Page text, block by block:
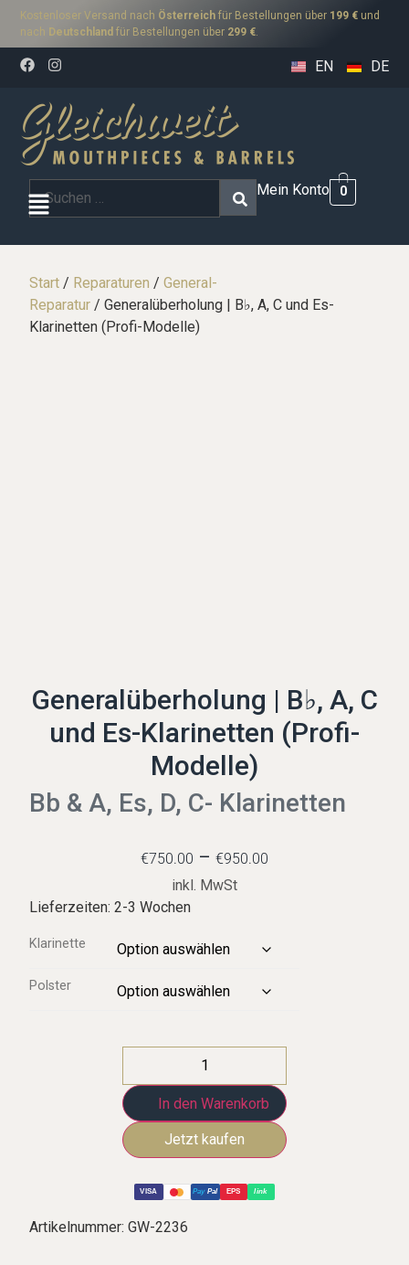
Kostenloser Versand nach Österreich für Bestellungen über 199 € und
nach Deutschland für Bestellungen über 299 €.
EN DE
Mein Konto 0
Start / Reparaturen /General-
Reparatur / Generalüberholung | B♭, A, C und Es-
Klarinetten (Profi-Modelle)
Generalüberholung | B♭, A, C
und Es-Klarinetten (Profi-
Modelle)
Bb & A, Es, D, C- Klarinetten
€750.00 – €950.00
inkl. MwSt
Lieferzeiten: 2-3 Wochen
Klarinette
Polster
In den Warenkorb
VISA Pay Pal EPS link
Artikelnummer:GW-2236